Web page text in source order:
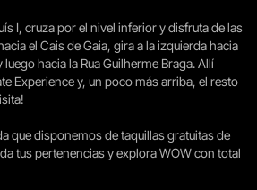
I, cruza por el nivel inferior y disfruta de las
el Cais de Gaia, gira a la izquierda hacia
hacia la Rua Guilherme Braga. Allí
Experience y, un poco más arriba, el resto
que disponemos de taquillas gratuitas de
tus pertenencias y explora WOW con total